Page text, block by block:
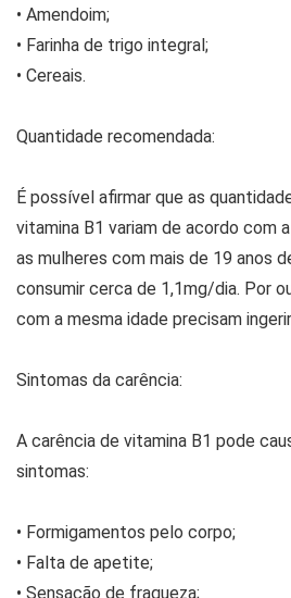
• Amendoim;
• Farinha de trigo integral;
• Cereais.
Quantidade recomendada:
É possível afirmar que as
vitamina B1 variam de acordo com
as mulheres com mais de 19 anos
consumir cerca de 1,1mg/dia. Por
com a mesma idade precisam
Sintomas da carência:
A carência de vitamina B1 pode
sintomas:
• Formigamentos pelo corpo;
• Falta de apetite;
• Sensação de fraqueza;